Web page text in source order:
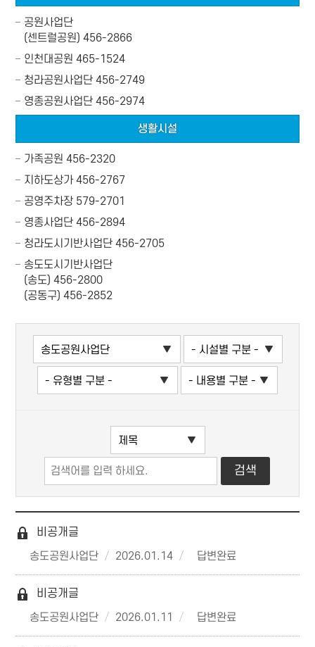
공원사업단
(센트럴공원) 456-2866
인천대공원 465-1524
청라공원사업단 456-2749
영종공원사업단 456-2974
생활시설
가족공원 456-2320
지하도상가456-2767
공영주차장 579-2701
영종사업단 456-2894
청라도시기반사업단 456-2705
송도도시기반사업단
(송도) 456-2800
(공동구) 456-2852
비공개글
송도공원사업단
2026.01.14 답변완료
비공개글
송도공원사업단
2026.01.11 답변완료